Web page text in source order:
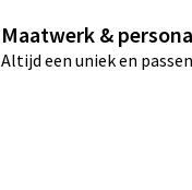
Maatwerk &
Altijd een uniek en